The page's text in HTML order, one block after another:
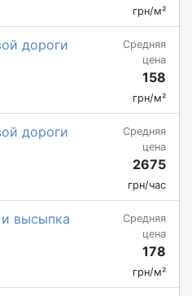
грн/м²
дороги
Средняя
цена
158
грн/м²
дороги
Средняя
цена
2675
грн/час
высыпка
Средняя
цена
178
грн/м²